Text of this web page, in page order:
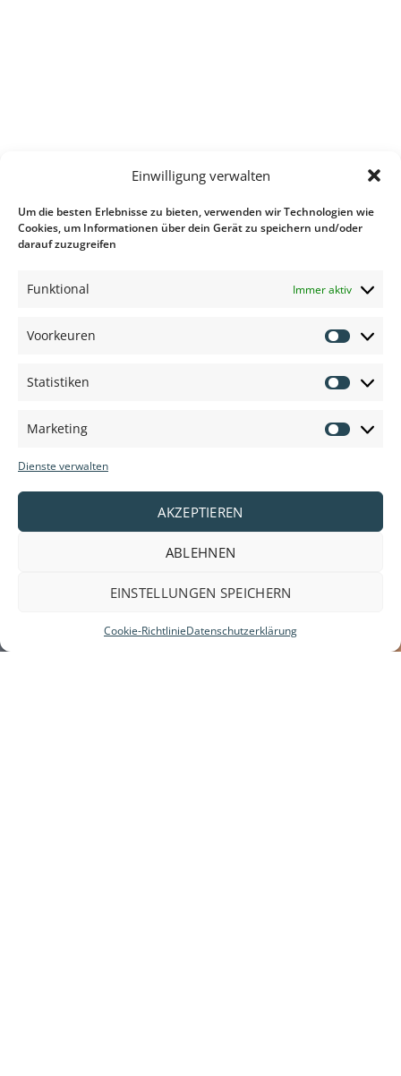
Einwilligung verwalten
Um die besten Erlebnisse zu bieten, verwenden wir Technologien wie
Cookies, um Informationen über dein Gerät zu speichern und/oder
darauf zuzugreifen
Funktional Immer aktiv
Voorkeuren
Statistiken
Marketing
Dienste verwalten
AKZEPTIEREN
ABLEHNEN
EINSTELLUNGEN SPEICHERN
Cookie-RichtlinieDatenschutzerklärung